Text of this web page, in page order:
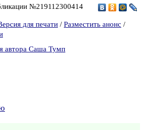
№219112300414
для печати / Разместить анонс /
автора Саша Тумп